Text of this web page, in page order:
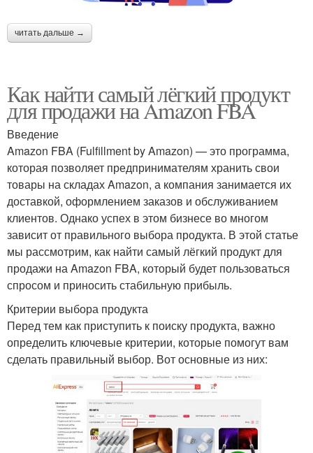
читать дальше →
Как найти самый лёгкий продукт
для продажи на Amazon FBA
Введение
Amazon FBA (Fulfillment by Amazon) — это программа,
которая позволяет предпринимателям хранить свои
товары на складах Amazon, а компания занимается их
доставкой, оформлением заказов и обслуживанием
клиентов. Однако успех в этом бизнесе во многом
зависит от правильного выбора продукта. В этой статье
мы рассмотрим, как найти самый лёгкий продукт для
продажи на Amazon FBA, который будет пользоваться
спросом и приносить стабильную прибыль.
Критерии выбора продукта
Перед тем как приступить к поиску продукта, важно
определить ключевые критерии, которые помогут вам
сделать правильный выбор. Вот основные из них: